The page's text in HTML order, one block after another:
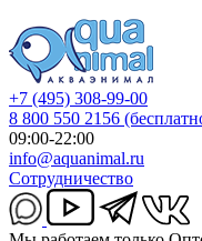
+7 (495) 308-99-00
8 800 550 2156
09:00-22:00
info@aquanimal.ru
Сотрудничество